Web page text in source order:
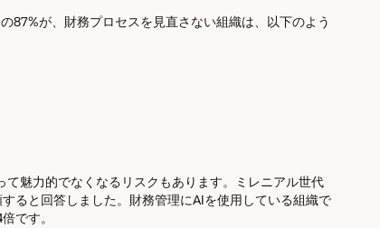
87%が、財務プロセスを見直さない組織は、以下のよう
魅力的でなくなるリスクもあります。ミレニアル世代
ると回答しました。財務管理にAIを使用している組織で
です。